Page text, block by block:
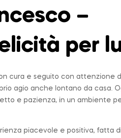
–
per
cura e seguito con attenzione
agio anche lontano da casa.
e pazienza, in un ambiente
piacevole e positiva, fatta